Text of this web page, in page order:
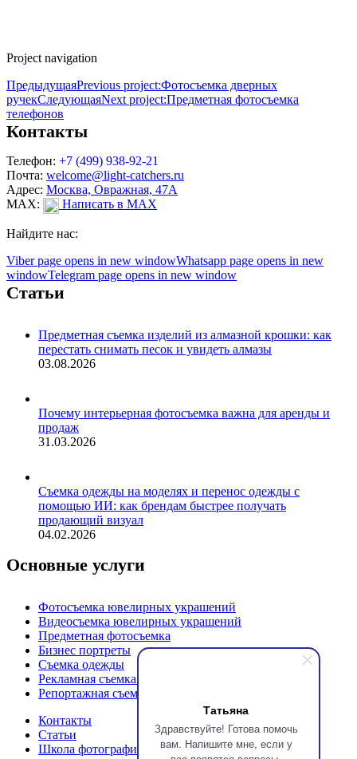
Татьяна
Здравствуйте! Готова помочь
вам. Напишите мне, если у
Project navigation
ПредыдущаяPrevious project:Фотосъемка дверных
ручекСледующаяNext project:Предметная фотосъемка
телефонов
Контакты
Телефон: +7 (499) 938-92-21
Почта: welcome@light-catchers.ru
Адрес: Москва, Овражная, 47А
MAX:
Написать в MAX
Найдите нас:
Viber page opens in new windowWhatsapp page opens in new
windowTelegram page opens in new window
Статьи
Предметная съемка изделий из алмазной крошки: как
перестать снимать песок и увидеть алмазы
03.08.2026
Почему интерьерная фотосъемка важна для аренды и
продаж
31.03.2026
Съемка одежды на моделях и перенос одежды с
помощью ИИ: как брендам быстрее получать
продающий визуал
04.02.2026
Основные услуги
Фотосъемка ювелирных украшений
Видеосъемка ювелирных украшений
Предметная фотосъемка
Бизнес портреты
Съемка одежды
Рекламная съемка продукции
Репортажная съемка
Контакты
Статьи
Школа фотографии Ловцы Света